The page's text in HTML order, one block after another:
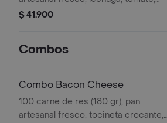
cebolla. Se sirve a término medio SIN
$ 41.900
Combos
Combo Bacon Cheese
100 carne de res (180 gr), pan
artesanal fresco, tocineta crocante,